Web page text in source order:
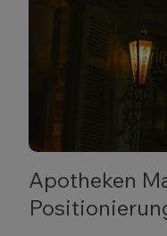
Apotheken